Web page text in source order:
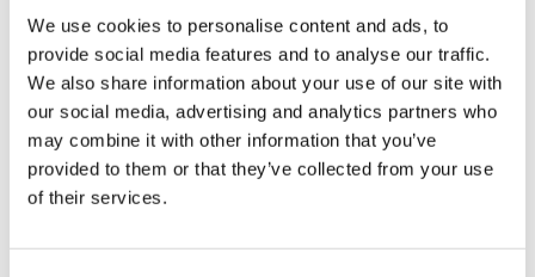
We use cookies to personalise content and ads, to
provide social media features and to analyse our traffic.
We also share information about your use of our site with
our social media, advertising and analytics partners who
may combine it with other information that you’ve
provided to them or that they’ve collected from your use
of their services.
kaartje